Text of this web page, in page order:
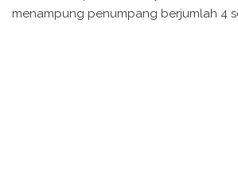
menampung penumpang berjumlah 4